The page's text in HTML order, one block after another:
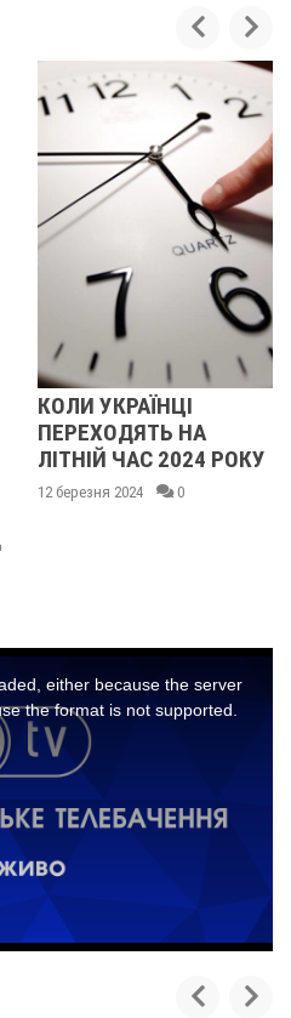
КОЛИ УКРАЇНЦІ
ПЕРЕХОДЯТЬ НА
ЛІТНІЙ ЧАС 2024 РОКУ
12 березня 2024 0